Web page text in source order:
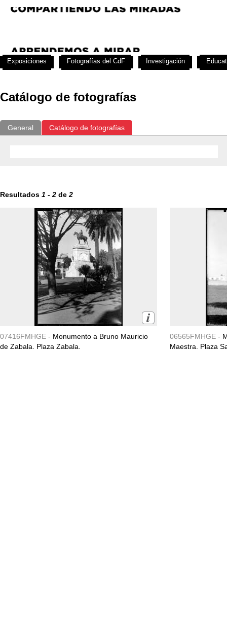
Catálogo de fotografías
General Catálogo de fotografías
Resultados 1 - 2 de 2
07416FMHGE - Monumento a Bruno Mauricio
de Zabala. Plaza Zabala.
06565FMHGE -
Maestra. Plaza
Exposiciones Fotografías del CdF Investigación